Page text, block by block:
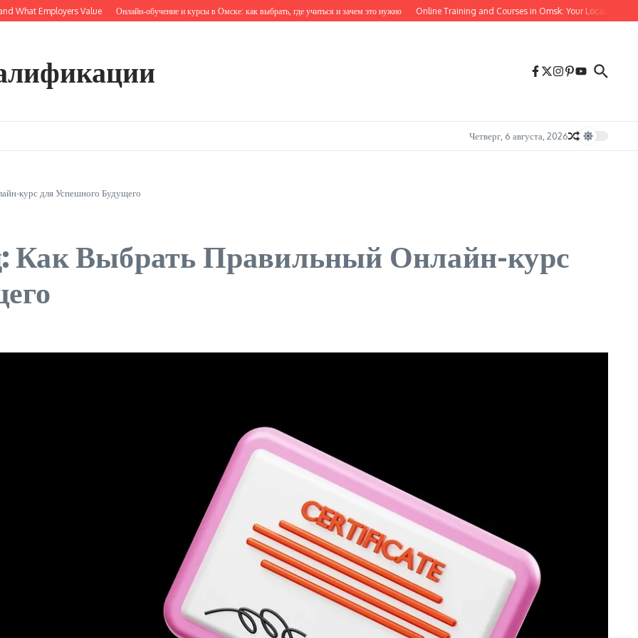
Employers Value Онлайн‑обучение и курсы в Омске: как выбрать, где учиться и зачем это нужно Online Training and Courses in Omsk: Your Local Guide to
Четверг, 6 августа, 2026
курс для Успешного Будущего
Как Выбрать Правильный Онлайн-курс